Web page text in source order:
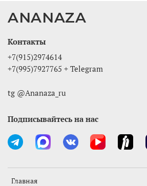
ANANAZA
Главная
Контакты
+7(915)2974614
+7(995)7927765 + Telegram
tg @Ananaza_ru
Подписывайтесь на нас